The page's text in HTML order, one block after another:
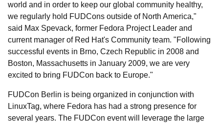
world and in order to keep our global community healthy,
we regularly hold FUDCons outside of North America,"
said Max Spevack, former Fedora Project Leader and
current manager of Red Hat's Community team. "Following
successful events in Brno, Czech Republic in 2008 and
Boston, Massachusetts in January 2009, we are very
excited to bring FUDCon back to Europe."
FUDCon Berlin is being organized in conjunction with
LinuxTag, where Fedora has had a strong presence for
several years. The FUDCon event will leverage the large